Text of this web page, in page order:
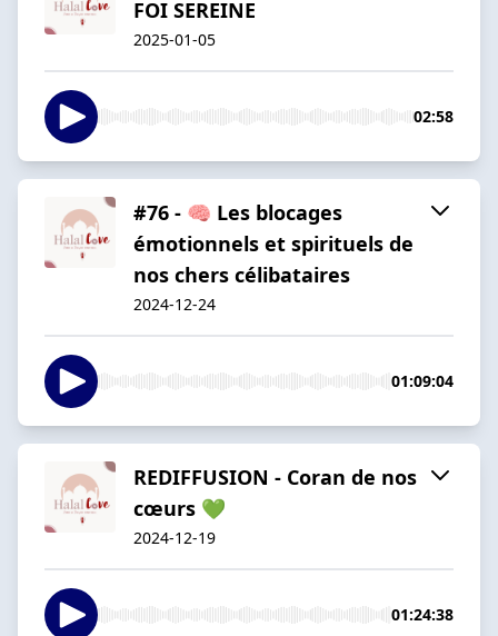
FOI SEREINE
2025-01-05
02:58
#76 - 🧠 Les blocages
émotionnels et spirituels de
nos chers célibataires
2024-12-24
01:09:04
REDIFFUSION - Coran de nos
cœurs 💚
2024-12-19
01:24:38